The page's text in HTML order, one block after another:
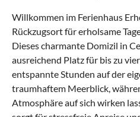
Willkommen im Ferienhaus
Rückzugsort für erholsame
Dieses charmante Domizil in
ausreichend Platz für bis zu
entspannte Stunden auf der
traumhaftem Meerblick,
Atmosphäre auf sich wirken